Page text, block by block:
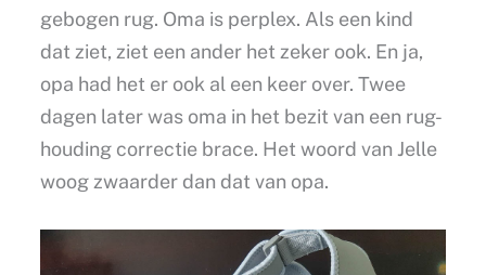
gebogen rug. Oma is perplex. Als een kind
dat ziet, ziet een ander het zeker ook. En ja,
opa had het er ook al een keer over. Twee
dagen later was oma in het bezit van een rug-
houding correctie brace. Het woord van Jelle
woog zwaarder dan dat van opa.